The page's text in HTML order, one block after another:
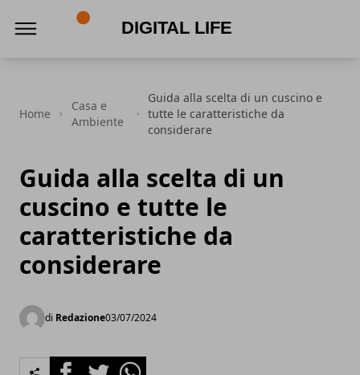
Home
Casa e
Ambiente
Guida alla scelta di un cuscino e
tutte le caratteristiche da
considerare
Guida alla scelta di un
cuscino e tutte le
caratteristiche da
considerare
di Redazione03/07/2024
FacebookTwitterWhatsapp